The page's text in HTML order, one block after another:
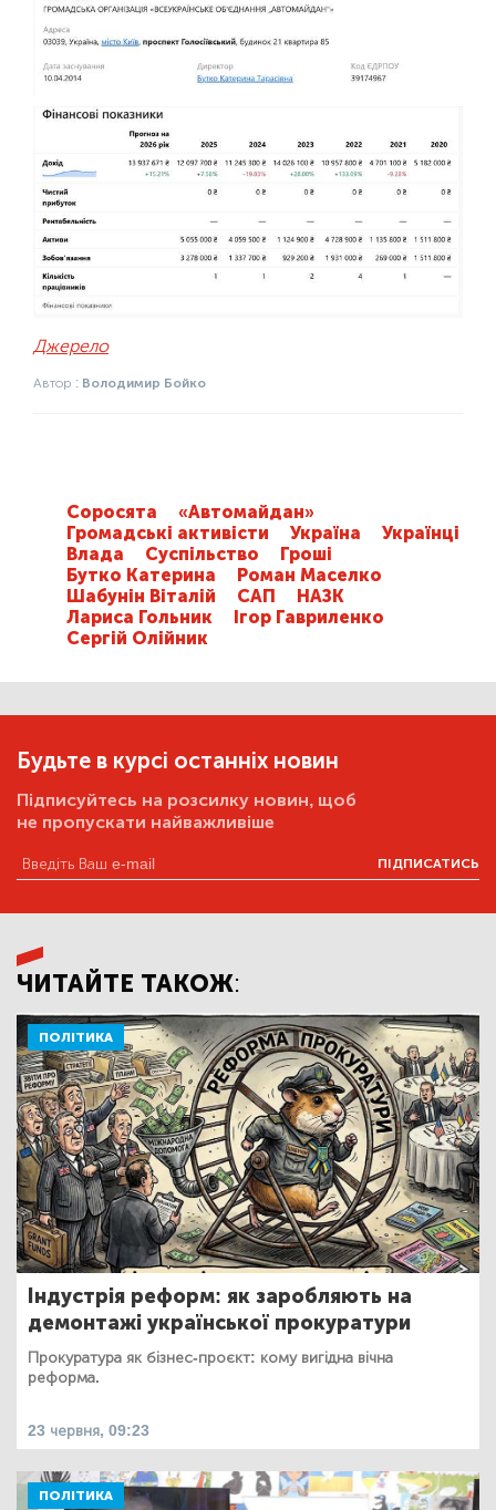
Джерело
Автор : Володимир Бойко
Соросята
«Автомайдан»
Громадські активісти
Україна
Українці
Влада
Суспільство
Гроші
Бутко Катерина
Роман Маселко
Шабунін Віталій
САП
НАЗК
Лариса Гольник
Ігор Гавриленко
Сергій Олійник
Будьте в курсі останніх новин
Підписуйтесь на розсилку новин, щоб
не пропускати найважливіше
ПІДПИСАТИСЬ
ЧИТАЙТЕ ТАКОЖ:
ПОЛІТИКА
Індустрія реформ: як заробляють на
демонтажі української прокуратури
Прокуратура як бізнес-проєкт: кому вигідна вічна
реформа.
23 червня, 09:23
ПОЛІТИКА